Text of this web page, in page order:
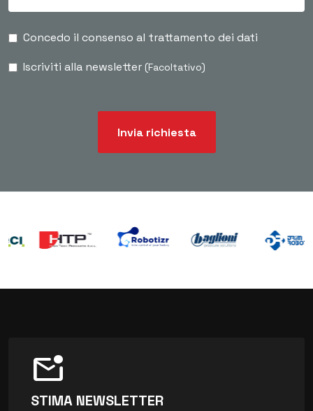
Concedo il consenso al trattamento dei dati
Iscriviti alla newsletter (Facoltativo)
Invia richiesta
mark_email_unread
STIMA NEWSLETTER